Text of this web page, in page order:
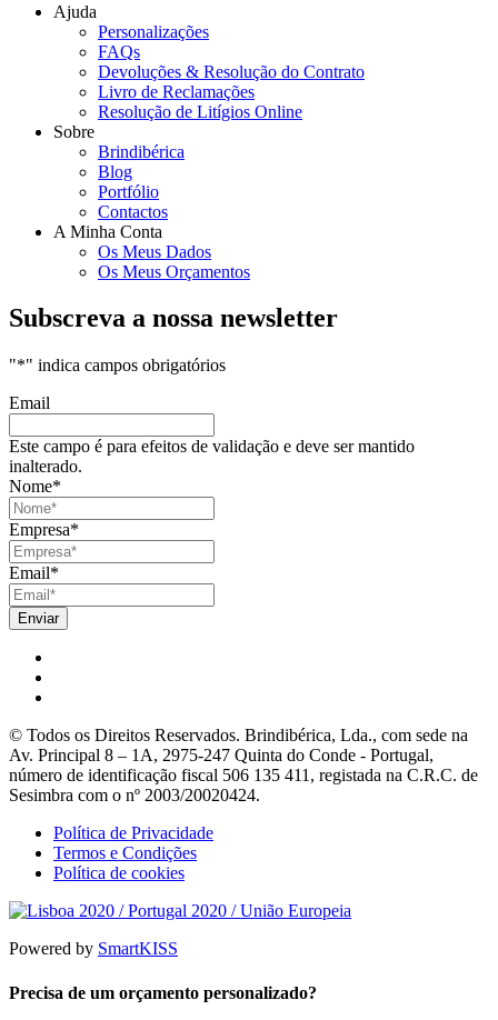
Ajuda
Personalizações
FAQs
Devoluções & Resolução do Contrato
Livro de Reclamações
Resolução de Litígios Online
Sobre
Brindibérica
Blog
Portfólio
Contactos
A Minha Conta
Os Meus Dados
Os Meus Orçamentos
Subscreva a nossa newsletter
"*" indica campos obrigatórios
Email
Este campo é para efeitos de validação e deve ser mantido
inalterado.
Nome*
Empresa*
Email*
© Todos os Direitos Reservados. Brindibérica, Lda., com sede na
Av. Principal 8 – 1A, 2975-247 Quinta do Conde - Portugal,
número de identificação fiscal 506 135 411, registada na C.R.C. de
Sesimbra com o nº 2003/20020424.
Política de Privacidade
Termos e Condições
Política de cookies
Powered by SmartKISS
Precisa de um orçamento personalizado?